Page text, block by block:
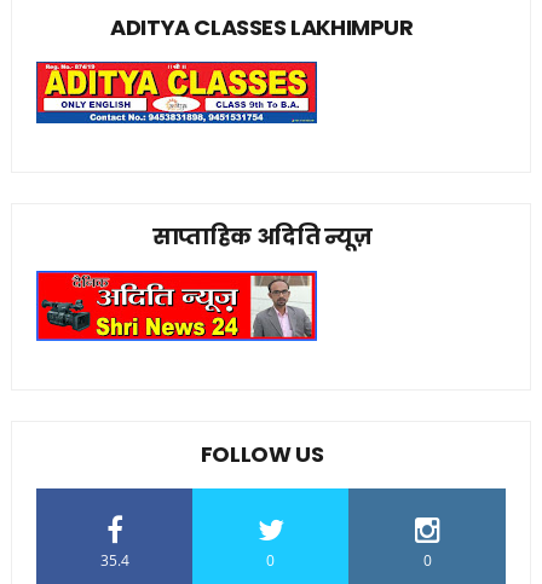
ADITYA CLASSES LAKHIMPUR
साप्ताहिक अदिति न्यूज़
FOLLOW US
35.4 0 0